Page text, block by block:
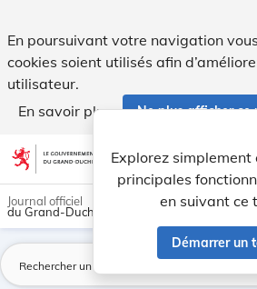
En poursuivant votre navigation
cookies soient utilisés afin
utilisateur.
En savoir plus
Ne plus afficher ce
Aller au contenu account_circle help
Explorez
principales
en suivant ce
Démarrer un
Journal officiel
du Grand-Duché de Luxembourg